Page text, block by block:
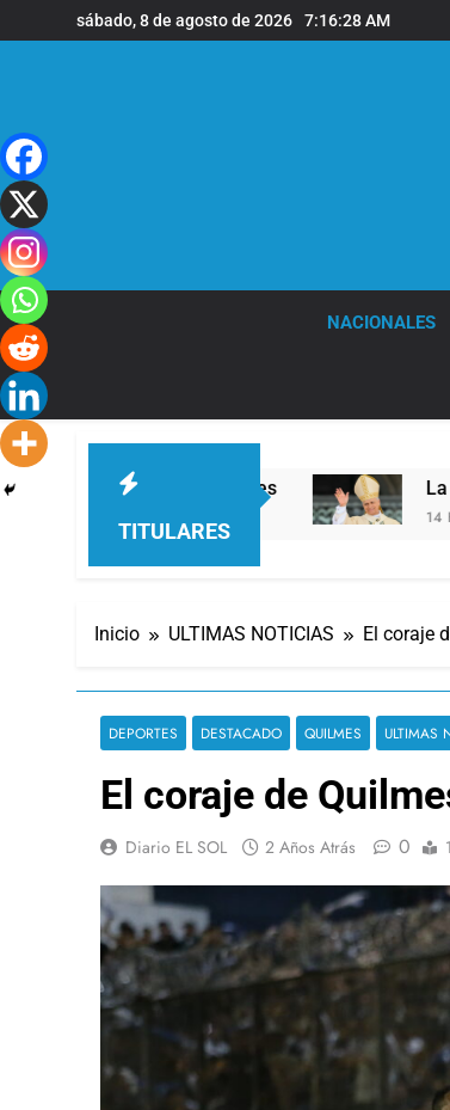
al
sábado, 8 de agosto de 2026 7:16:29 AM
NACIONALES
TITULARES
Quilmes La Diócesis de
14 Horas Atrás
Inicio ULTIMAS NOTICIAS El coraje
DEPORTES DESTACADO QUILMES ULTIMAS
El coraje de
Diario EL SOL 2 Años Atrás 0